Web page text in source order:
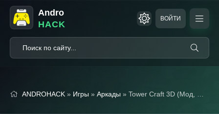
Andro
HACK
ВОЙТИ
ANDROHACK » Игры » Аркады » Tower Craft 3D (Мод, Много денег)